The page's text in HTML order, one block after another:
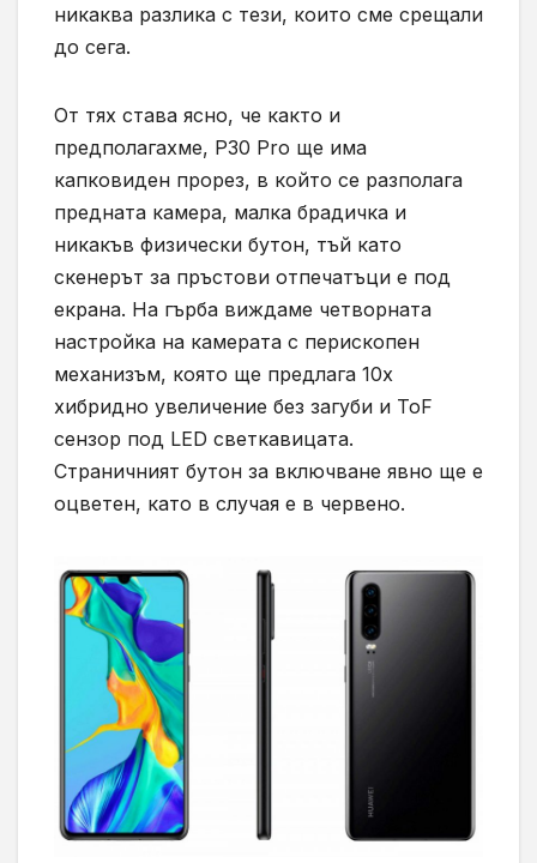
никаква разлика с тези, които сме срещали
до сега.
От тях става ясно, че както и
предполагахме, P30 Pro ще има
капковиден прорез, в който се разполага
предната камера, малка брадичка и
никакъв физически бутон, тъй като
скенерът за пръстови отпечатъци е под
екрана. На гърба виждаме четворната
настройка на камерата с перископен
механизъм, която ще предлага 10х
хибридно увеличение без загуби и ToF
сензор под LED светкавицата.
Страничният бутон за включване явно ще е
оцветен, като в случая е в червено.